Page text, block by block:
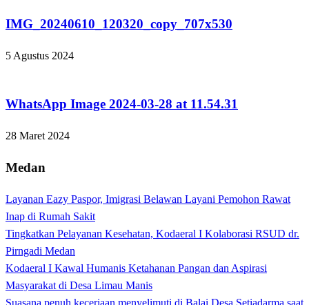
IMG_20240610_120320_copy_707x530
5 Agustus 2024
WhatsApp Image 2024-03-28 at 11.54.31
28 Maret 2024
Medan
Layanan Eazy Paspor, Imigrasi Belawan Layani Pemohon Rawat
Inap di Rumah Sakit
Tingkatkan Pelayanan Kesehatan, Kodaeral I Kolaborasi RSUD dr.
Pirngadi Medan‎
Kodaeral I Kawal Humanis Ketahanan Pangan dan Aspirasi
Masyarakat di Desa Limau Manis
Suasana penuh keceriaan menyelimuti di Balai Desa Setiadarma saat